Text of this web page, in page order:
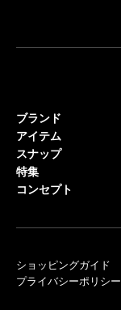
ブランド
アイテム
スナップ
特集
コンセプト
ショッピングガイド
プライバシーポリシー